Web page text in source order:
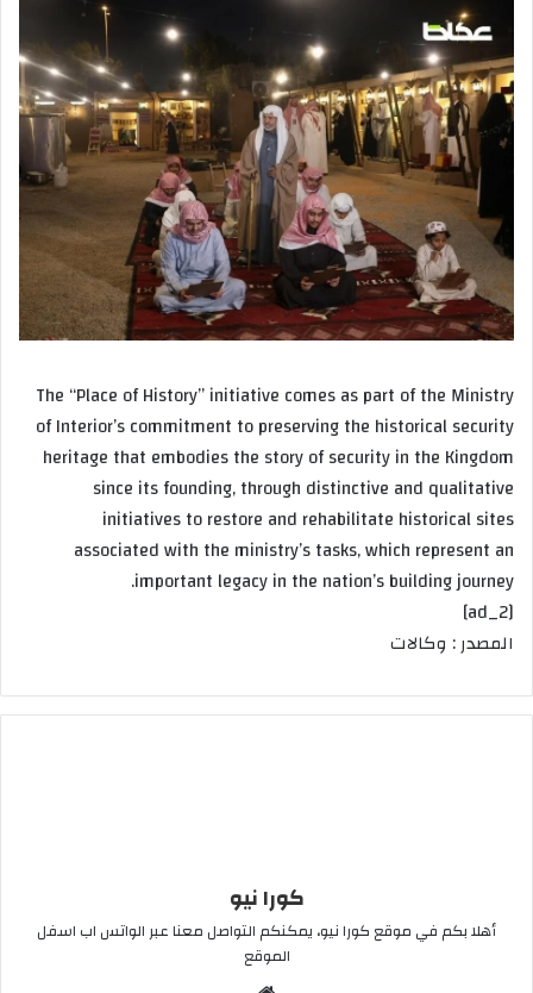
The “Place of History” initiative comes as part of the Ministry
of Interior’s commitment to preserving the historical security
heritage that embodies the story of security in the Kingdom
since its founding, through distinctive and qualitative
initiatives to restore and rehabilitate historical sites
associated with the ministry’s tasks, which represent an
important legacy in the nation’s building journey.
[ad_2]
المصدر : وكالات
كورا نيو
أهلا بكم في موقع كورا نيو، يمكنكم التواصل معنا عبر الواتس اب اسفل
الموقع